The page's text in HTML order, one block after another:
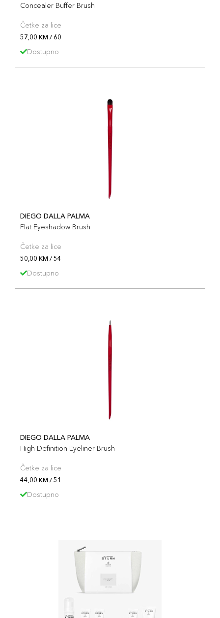
Concealer Buffer Brush
Četke za lice
57,00 KM / 60
Dostupno
DIEGO DALLA PALMA
Flat Eyeshadow Brush
Četke za lice
50,00 KM / 54
Dostupno
DIEGO DALLA PALMA
High Definition Eyeliner Brush
Četke za lice
44,00 KM / 51
Dostupno